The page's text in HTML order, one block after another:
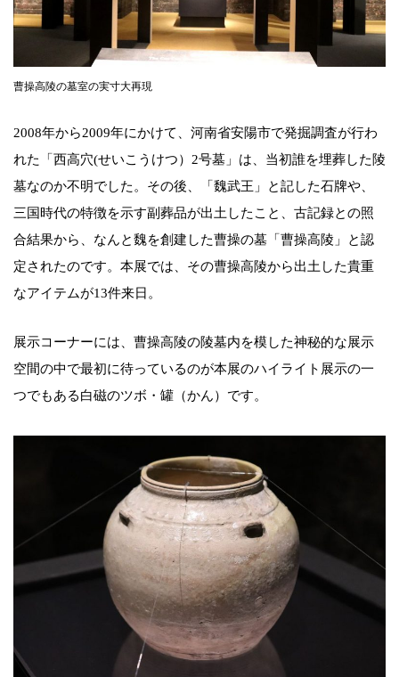
曹操高陵の墓室の実寸大再現
2008年から2009年にかけて、河南省安陽市で発掘調査が行わ
れた「西高穴(せいこうけつ）2号墓」は、当初誰を埋葬した陵
墓なのか不明でした。その後、「魏武王」と記した石牌や、
三国時代の特徴を示す副葬品が出土したこと、古記録との照
合結果から、なんと魏を創建した曹操の墓「曹操高陵」と認
定されたのです。本展では、その曹操高陵から出土した貴重
なアイテムが13件来日。
展示コーナーには、曹操高陵の陵墓内を模した神秘的な展示
空間の中で最初に待っているのが本展のハイライト展示の一
つでもある白磁のツボ・罐（かん）です。